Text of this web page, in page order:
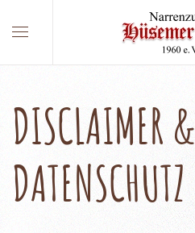
DISCLAIMER &
DATENSCHUTZ